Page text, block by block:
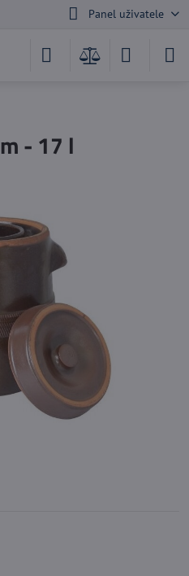
Panel uživatele
- 17 l